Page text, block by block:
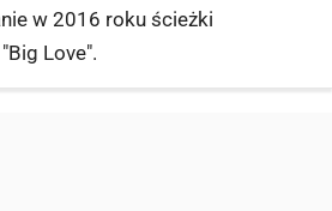
w 2016 roku ścieżki
"Big Love".